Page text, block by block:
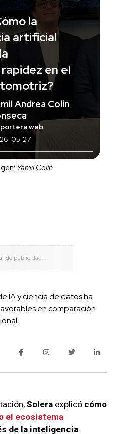
la
artificial
en el
Andrea Colin
web
05-27
Yamil Colín
IA y ciencia de datos ha
en comparación
Soleraexplicó cómo
el ecosistema
de la inteligencia